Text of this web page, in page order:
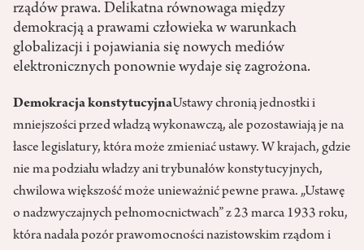
rządów prawa. Delikatna równowaga między
demokracją a prawami człowieka w warunkach
globalizacji i pojawiania się nowych mediów
elektronicznych ponownie wydaje się zagrożona.
Demokracja konstytucyjnaUstawy chronią jednostki i
mniejszości przed władzą wykonawczą, ale pozostawiają je na
łasce legislatury, która może zmieniać ustawy. W krajach, gdzie
nie ma podziału władzy ani trybunałów konstytucyjnych,
chwilowa większość może unieważnić pewne prawa. „Ustawę
o nadzwyczajnych pełnomocnictwach” z 23 marca 1933 roku,
która nadała pozór prawomocności nazistowskim rządom i